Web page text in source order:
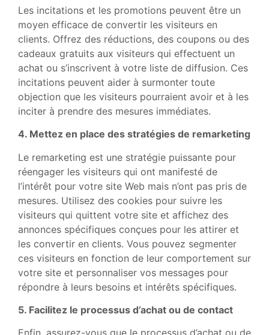
Les incitations et les promotions peuvent être un
moyen efficace de convertir les visiteurs en
clients. Offrez des réductions, des coupons ou des
cadeaux gratuits aux visiteurs qui effectuent un
achat ou s’inscrivent à votre liste de diffusion. Ces
incitations peuvent aider à surmonter toute
objection que les visiteurs pourraient avoir et à les
inciter à prendre des mesures immédiates.
4. Mettez en place des stratégies de remarketing
Le remarketing est une stratégie puissante pour
réengager les visiteurs qui ont manifesté de
l’intérêt pour votre site Web mais n’ont pas pris de
mesures. Utilisez des cookies pour suivre les
visiteurs qui quittent votre site et affichez des
annonces spécifiques conçues pour les attirer et
les convertir en clients. Vous pouvez segmenter
ces visiteurs en fonction de leur comportement sur
votre site et personnaliser vos messages pour
répondre à leurs besoins et intérêts spécifiques.
5. Facilitez le processus d’achat ou de contact